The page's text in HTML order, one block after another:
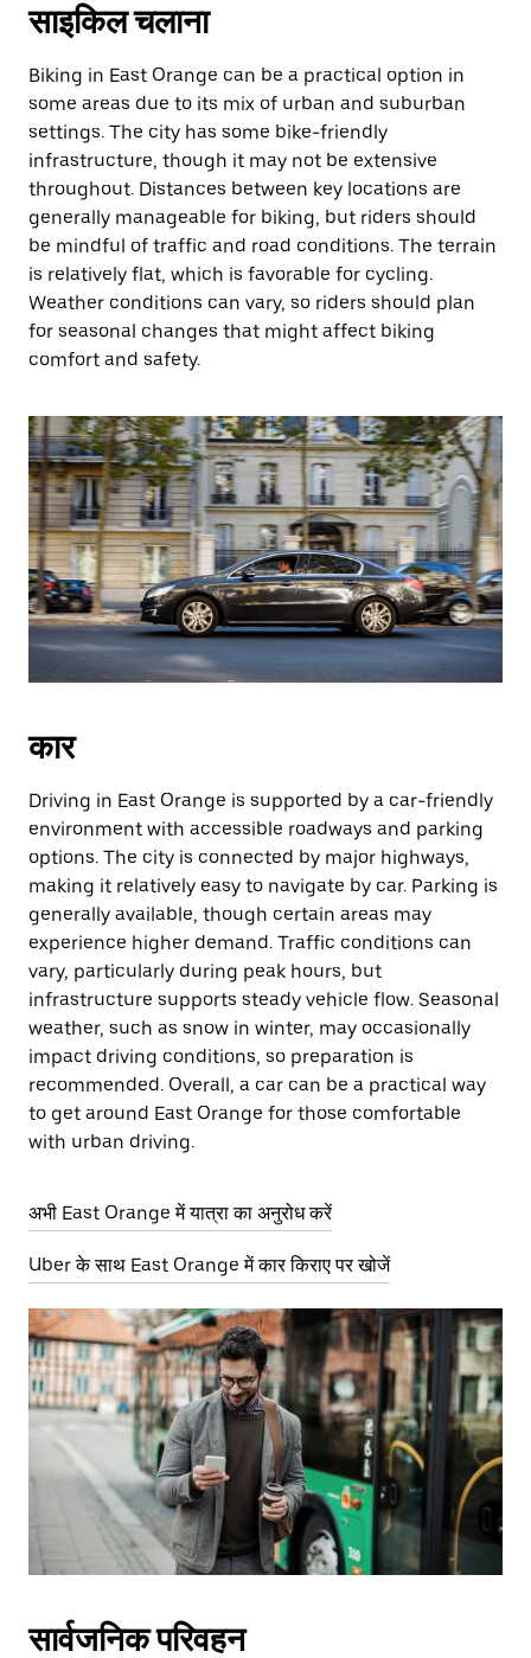
साइकिल चलाना
Biking in East Orange can be a practical option in
some areas due to its mix of urban and suburban
settings. The city has some bike-friendly
infrastructure, though it may not be extensive
throughout. Distances between key locations are
generally manageable for biking, but riders should
be mindful of traffic and road conditions. The terrain
is relatively flat, which is favorable for cycling.
Weather conditions can vary, so riders should plan
for seasonal changes that might affect biking
comfort and safety.
कार
Driving in East Orange is supported by a car-friendly
environment with accessible roadways and parking
options. The city is connected by major highways,
making it relatively easy to navigate by car. Parking is
generally available, though certain areas may
experience higher demand. Traffic conditions can
vary, particularly during peak hours, but
infrastructure supports steady vehicle flow. Seasonal
weather, such as snow in winter, may occasionally
impact driving conditions, so preparation is
recommended. Overall, a car can be a practical way
to get around East Orange for those comfortable
with urban driving.
अभी East Orange में यात्रा का अनुरोध करें
Uber के साथ East Orange में कार किराए पर खोजें
सार्वजनिक परिवहन